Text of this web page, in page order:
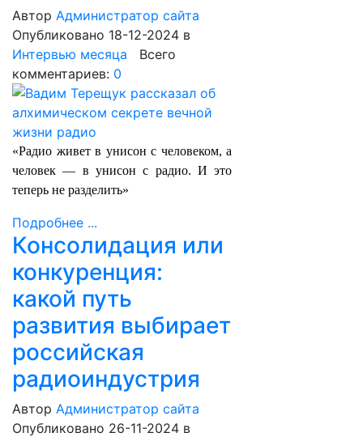
Автор Администратор сайта
Опубликовано 18-12-2024 в
Интервью месяца Всего
комментариев: 0
«Радио живет в унисон с человеком, а
человек — в унисон с радио. И это
теперь не разделить»
Подробнее ...
Консолидация или
конкуренция:
какой путь
развития выбирает
российская
радиоиндустрия
Автор Администратор сайта
Опубликовано 26-11-2024 в